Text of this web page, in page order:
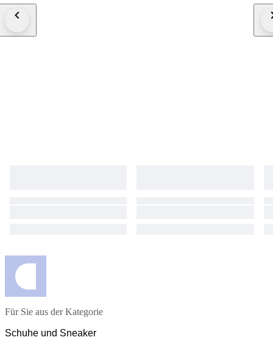
Für Sie aus der Kategorie
Schuhe und Sneaker